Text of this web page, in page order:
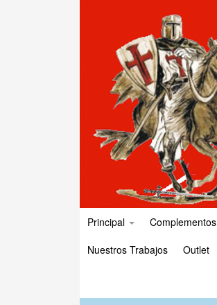
Principal Complementos
Nuestros Trabajos
Outlet